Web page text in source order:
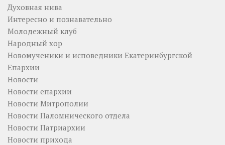
Духовная нива
Интересно и познавательно
Молодежный клуб
Народный хор
Новомученики и исповедники Екатеринбургской
Епархии
Новости
Новости епархии
Новости Митрополии
Новости Паломнического отдела
Новости Патриархии
Новости прихода